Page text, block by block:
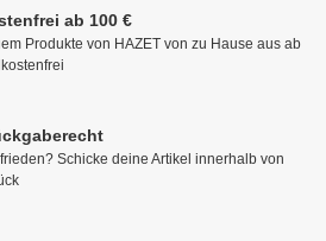
ab 100 €
Produkte von HAZET von zu Hause aus ab
Schicke deine Artikel innerhalb von